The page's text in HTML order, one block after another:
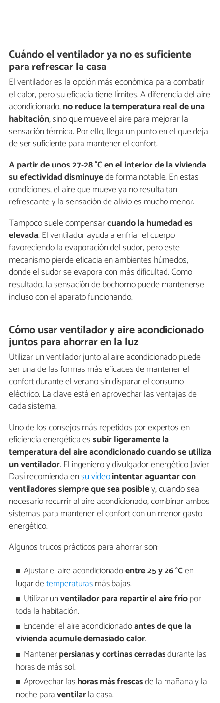
Cuándo el ventilador ya no es suficiente
para refrescar la casa
El ventilador es la opción más económica para combatir
el calor, pero su eficacia tiene límites. A diferencia del aire
acondicionado,no reduce la temperatura real de una
habitación, sino que mueve el aire para mejorar la
sensación térmica. Por ello, llega un punto en el que deja
de ser suficiente para mantener el confort.
A partir de unos 27-28 °C en el interior de la vivienda
su efectividad disminuyede forma notable. En estas
condiciones, el aire que mueve ya no resulta tan
refrescante y la sensación de alivio es mucho menor.
Tampoco suele compensarcuando la humedad es
elevada. El ventilador ayuda a enfriar el cuerpo
favoreciendo la evaporación del sudor, pero este
mecanismo pierde eficacia en ambientes húmedos,
donde el sudor se evapora con más dificultad. Como
resultado, la sensación de bochorno puede mantenerse
incluso con el aparato funcionando.
Cómo usar ventilador y aire acondicionado
juntos para ahorrar en la luz
Utilizar un ventilador junto al aire acondicionado puede
ser una de las formas más eficaces de mantener el
confort durante el verano sin disparar el consumo
eléctrico. La clave está en aprovechar las ventajas de
cada sistema.
Uno de los consejos más repetidos por expertos en
eficiencia energética essubir ligeramente la
temperatura del aire acondicionado cuando se utiliza
un ventilador. El ingeniero y divulgador energético Javier
Dasí recomienda ensu vídeointentar aguantar con
ventiladores siempre que sea posibley, cuando sea
necesario recurrir al aire acondicionado, combinar ambos
sistemas para mantener el confort con un menor gasto
energético.
Algunos trucos prácticos para ahorrar son:
Ajustar el aire acondicionadoentre 25 y 26 °Cen
lugar detemperaturasmás bajas.
Utilizar unventilador para repartir el aire fríopor
toda la habitación.
Encender el aire acondicionadoantes de que la
vivienda acumule demasiado calor.
Mantenerpersianas y cortinas cerradasdurante las
horas de más sol.
Aprovechar lashoras más frescasde la mañana y la
noche paraventilarla casa.